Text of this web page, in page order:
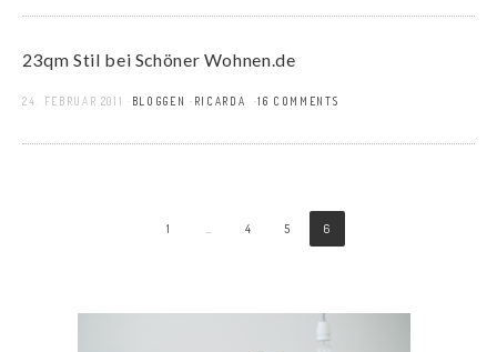
23qm Stil bei Schöner Wohnen.de
24. FEBRUAR 2011 BLOGGEN RICARDA 16 COMMENTS
1 … 4 5 6